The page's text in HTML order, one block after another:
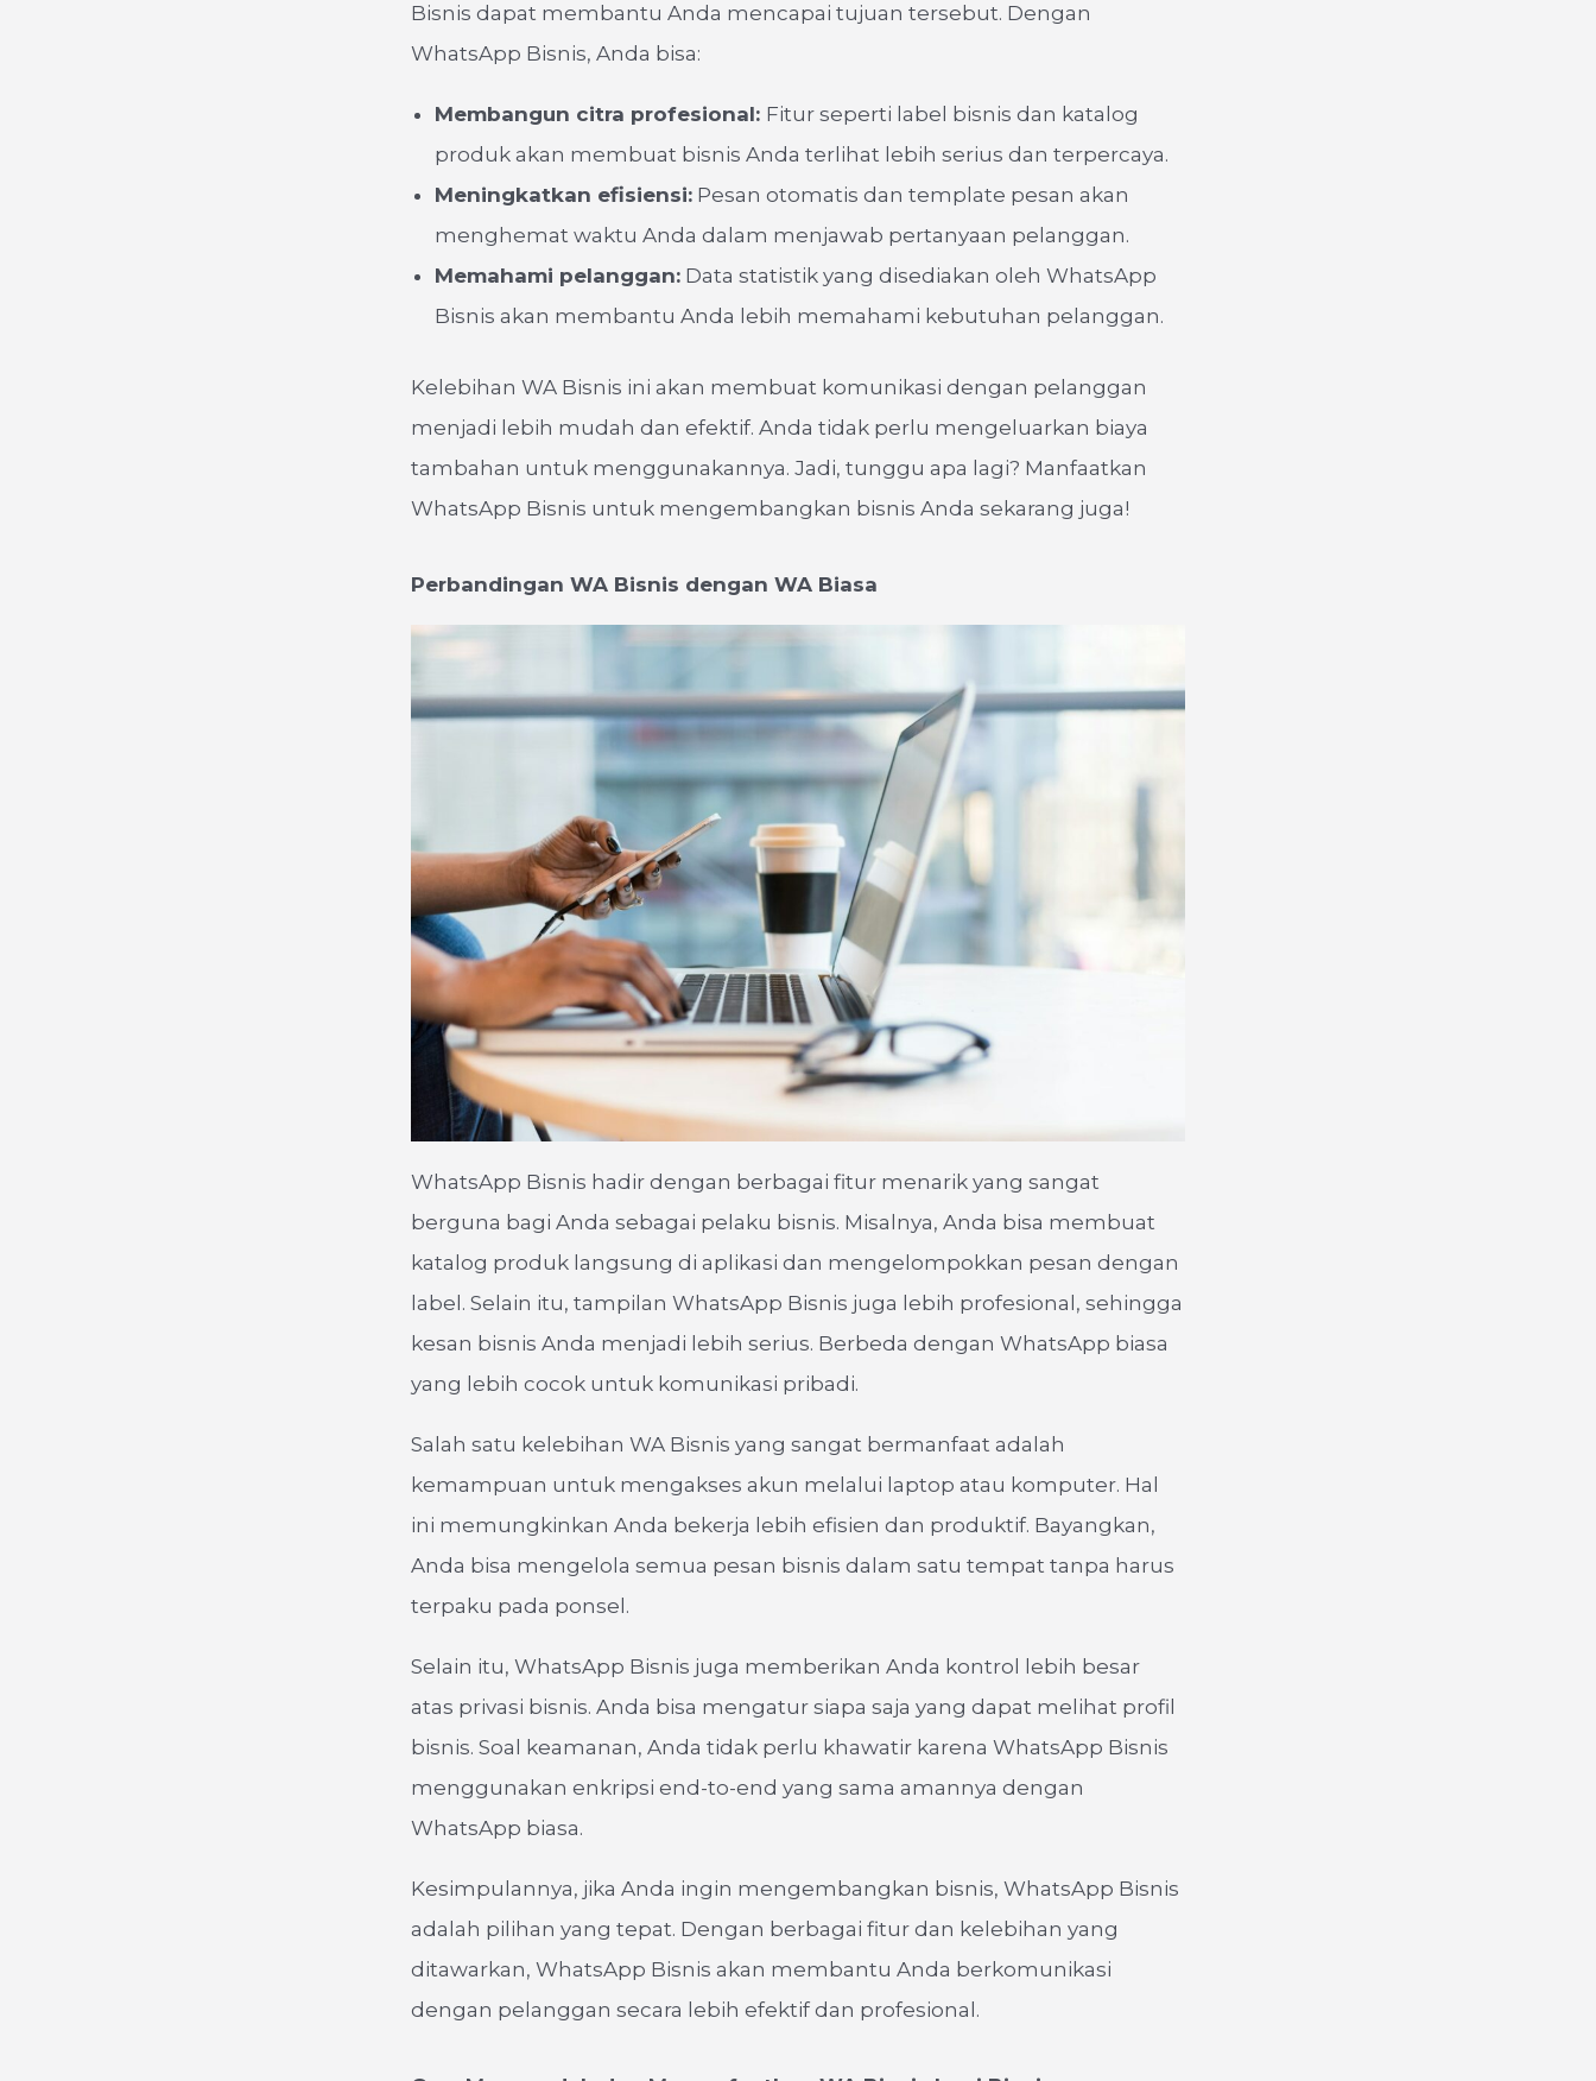
Bisnis dapat membantu Anda mencapai tujuan tersebut. Dengan
WhatsApp Bisnis, Anda bisa:
Membangun citra profesional: Fitur seperti label bisnis dan katalog
produk akan membuat bisnis Anda terlihat lebih serius dan terpercaya.
Meningkatkan efisiensi: Pesan otomatis dan template pesan akan
menghemat waktu Anda dalam menjawab pertanyaan pelanggan.
Memahami pelanggan: Data statistik yang disediakan oleh WhatsApp
Bisnis akan membantu Anda lebih memahami kebutuhan pelanggan.
Kelebihan WA Bisnis ini akan membuat komunikasi dengan pelanggan
menjadi lebih mudah dan efektif. Anda tidak perlu mengeluarkan biaya
tambahan untuk menggunakannya. Jadi, tunggu apa lagi? Manfaatkan
WhatsApp Bisnis untuk mengembangkan bisnis Anda sekarang juga!
Perbandingan WA Bisnis dengan WA Biasa
WhatsApp Bisnis hadir dengan berbagai fitur menarik yang sangat
berguna bagi Anda sebagai pelaku bisnis. Misalnya, Anda bisa membuat
katalog produk langsung di aplikasi dan mengelompokkan pesan dengan
label. Selain itu, tampilan WhatsApp Bisnis juga lebih profesional, sehingga
kesan bisnis Anda menjadi lebih serius. Berbeda dengan WhatsApp biasa
yang lebih cocok untuk komunikasi pribadi.
Salah satu kelebihan WA Bisnis yang sangat bermanfaat adalah
kemampuan untuk mengakses akun melalui laptop atau komputer. Hal
ini memungkinkan Anda bekerja lebih efisien dan produktif. Bayangkan,
Anda bisa mengelola semua pesan bisnis dalam satu tempat tanpa harus
terpaku pada ponsel.
Selain itu, WhatsApp Bisnis juga memberikan Anda kontrol lebih besar
atas privasi bisnis. Anda bisa mengatur siapa saja yang dapat melihat profil
bisnis. Soal keamanan, Anda tidak perlu khawatir karena WhatsApp Bisnis
menggunakan enkripsi end-to-end yang sama amannya dengan
WhatsApp biasa.
Kesimpulannya, jika Anda ingin mengembangkan bisnis, WhatsApp Bisnis
adalah pilihan yang tepat. Dengan berbagai fitur dan kelebihan yang
ditawarkan, WhatsApp Bisnis akan membantu Anda berkomunikasi
dengan pelanggan secara lebih efektif dan profesional.